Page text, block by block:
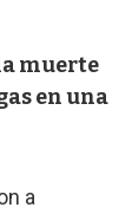
muerte
en una
a